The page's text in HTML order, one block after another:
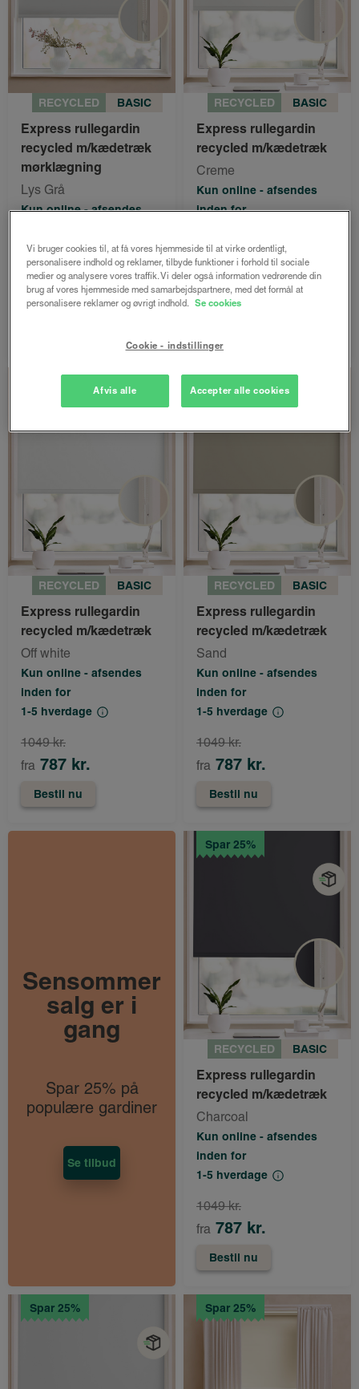
RECYCLED BASIC
Express rullegardin
recycled m/kædetræk
mørklægning
Lys Grå
Kun online - afsendes
1-5 hverdage
fra 787 kr.
1049 kr.
RECYCLED BASIC
Express rullegardin
recycled m/kædetræk
Creme
Kun online - afsendes
inden for
fra 787 kr.
1049 kr.
RECYCLED BASIC
Express rullegardin
recycled m/kædetræk
Off white
Kun online - afsendes
inden for
1-5 hverdage
fra 787 kr.
1049 kr.
Bestil nu
RECYCLED BASIC
Express rullegardin
recycled m/kædetræk
Sand
Kun online - afsendes
inden for
1-5 hverdage
fra 787 kr.
1049 kr.
Bestil nu
Sensommer
salg er i
gang
Spar 25% på
populære gardiner
Se tilbud
Spar 25%
RECYCLED BASIC
Express rullegardin
recycled m/kædetræk
Charcoal
Kun online - afsendes
inden for
1-5 hverdage
fra 787 kr.
1049 kr.
Bestil nu
Spar 25% Spar 25%
Vi bruger cookies til, at få vores hjemmeside til at virke ordentligt,
personalisere indhold og reklamer, tilbyde funktioner i forhold til sociale
medier og analysere vores traffik. Vi deler også information vedrørende din
brug af vores hjemmeside med samarbejdspartnere, med det formål at
personalisere reklamer og øvrigt indhold. Se cookies
Cookie - indstillinger
Afvis alle Accepter alle cookies